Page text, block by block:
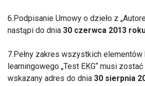
6.Podpisanie Umowy o dzieło z
nastąpi do dnia 30 czerwca 2013
7.Pełny zakres wszystkich elementów
learningowego „Test EKG“ musi
wskazany adres do dnia 30 sierpnia